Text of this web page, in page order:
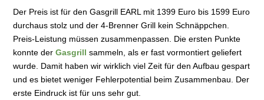
Der Preis ist für den Gasgrill EARL mit 1399 Euro bis 1599 Euro
durchaus stolz und der 4-Brenner Grill kein Schnäppchen.
Preis-Leistung müssen zusammenpassen. Die ersten Punkte
konnte der Gasgrill sammeln, als er fast vormontiert geliefert
wurde. Damit haben wir wirklich viel Zeit für den Aufbau gespart
und es bietet weniger Fehlerpotential beim Zusammenbau. Der
erste Eindruck ist für uns sehr gut.